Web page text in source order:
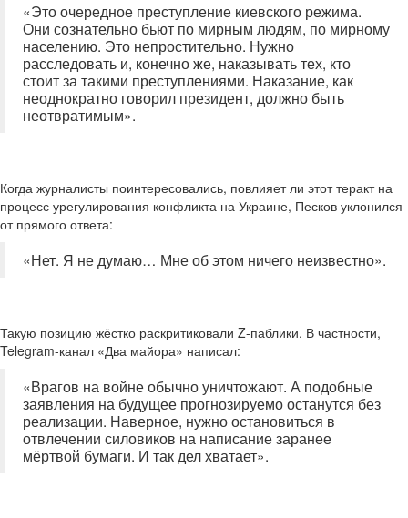
«Это очередное преступление киевского режима.
Они сознательно бьют по мирным людям, по мирному
населению. Это непростительно. Нужно
расследовать и, конечно же, наказывать тех, кто
стоит за такими преступлениями. Наказание, как
неоднократно говорил президент, должно быть
неотвратимым».
Когда журналисты поинтересовались, повлияет ли этот теракт на
процесс урегулирования конфликта на Украине, Песков уклонился
от прямого ответа:
«Нет. Я не думаю… Мне об этом ничего неизвестно».
Такую позицию жёстко раскритиковали Z-паблики. В частности,
Telegram-канал «Два майора» написал:
«Врагов на войне обычно уничтожают. А подобные
заявления на будущее прогнозируемо останутся без
реализации. Наверное, нужно остановиться в
отвлечении силовиков на написание заранее
мёртвой бумаги. И так дел хватает».